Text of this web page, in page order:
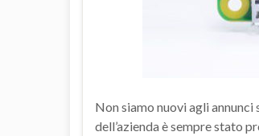
Non siamo nuovi agli
dell’azienda è sempre stato